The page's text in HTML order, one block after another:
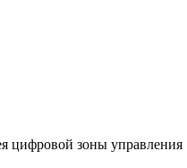
цифровой зоны управления